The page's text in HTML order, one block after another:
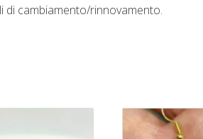
di cambiamento/rinnovamento.